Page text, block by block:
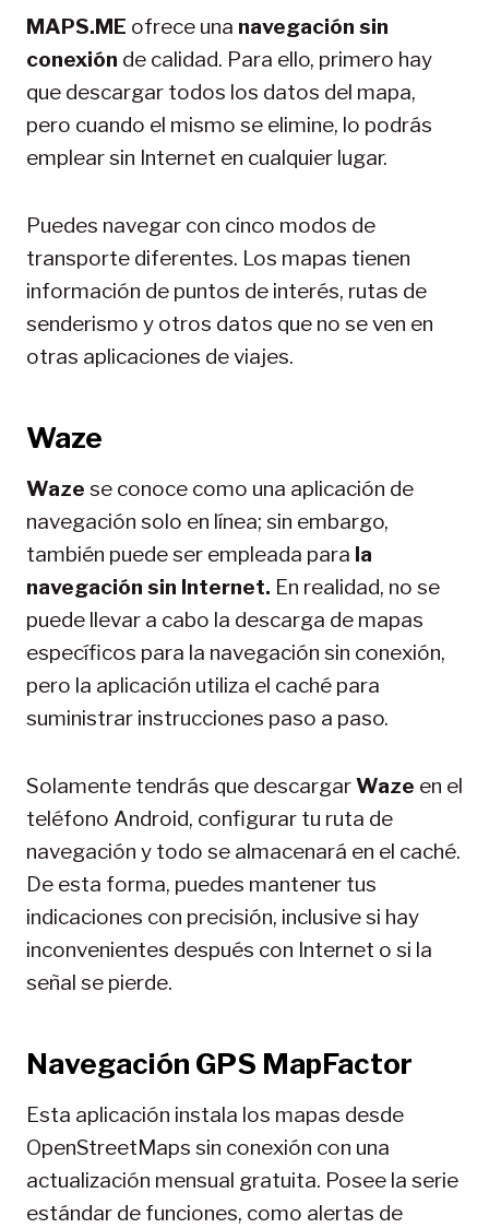
MAPS.ME ofrece una navegación sin
conexión de calidad. Para ello, primero hay
que descargar todos los datos del mapa,
pero cuando el mismo se elimine, lo podrás
emplear sin Internet en cualquier lugar.
Puedes navegar con cinco modos de
transporte diferentes. Los mapas tienen
información de puntos de interés, rutas de
senderismo y otros datos que no se ven en
otras aplicaciones de viajes.
Waze
Waze se conoce como una aplicación de
navegación solo en línea; sin embargo,
también puede ser empleada para la
navegación sin Internet. En realidad, no se
puede llevar a cabo la descarga de mapas
específicos para la navegación sin conexión,
pero la aplicación utiliza el caché para
suministrar instrucciones paso a paso.
Solamente tendrás que descargarWaze en el
teléfono Android, configurar tu ruta de
navegación y todo se almacenará en el caché.
De esta forma, puedes mantener tus
indicaciones con precisión, inclusive si hay
inconvenientes después con Internet o si la
señal se pierde.
Navegación GPS MapFactor
Esta aplicación instala los mapas desde
OpenStreetMaps sin conexión con una
actualización mensual gratuita. Posee la serie
estándar de funciones, como alertas de